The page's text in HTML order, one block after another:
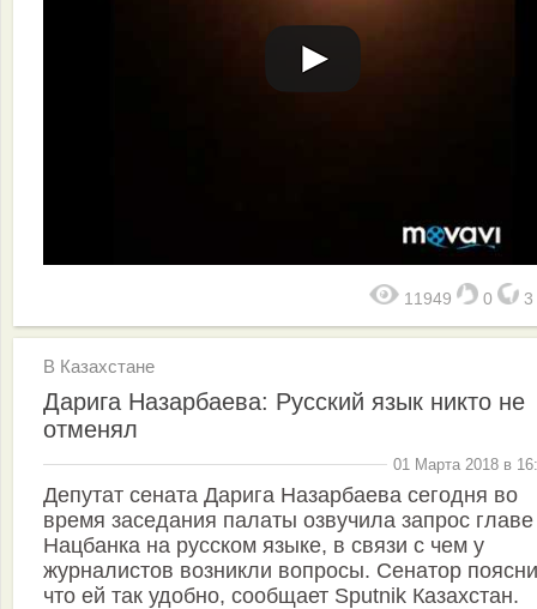
11949 0 3
В Казахстане
Дарига Назарбаева: Русский язык никто не
отменял
01 Марта 2018 в
Депутат сената Дарига Назарбаева сегодня во
время заседания палаты озвучила запрос главе
Нацбанка на русском языке, в связи с чем у
журналистов возникли вопросы. Сенатор
что ей так удобно, сообщает Sputnik Казахстан.